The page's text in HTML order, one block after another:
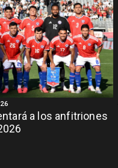
a los anfitriones